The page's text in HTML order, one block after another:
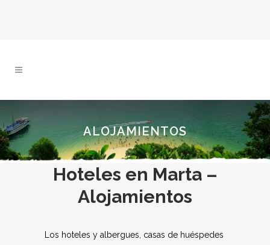
ALOJAMIENTOS
Hoteles en Marta –
Alojamientos
Los hoteles y albergues, casas de huéspedes